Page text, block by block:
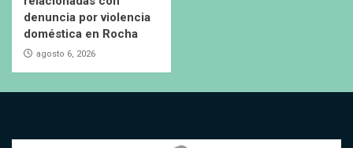
denuncia por violencia
doméstica en Rocha
agosto 6, 2026